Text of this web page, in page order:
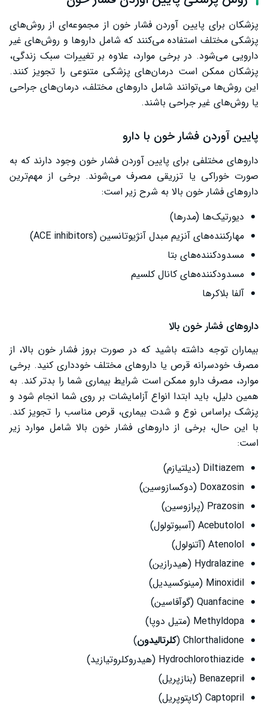
پزشکان برای پایین آوردن فشار خون از مجموعه‌ای از روش‌های
پزشکی مختلف استفاده می‌کنند که شامل داروها و روش‌های غیر
دارویی می‌شود. در برخی موارد، علاوه بر تغییرات سبک زندگی،
پزشکان ممکن است درمان‌های پزشکی متنوعی را تجویز کنند.
این روش‌ها می‌توانند شامل داروهای مختلف، درمان‌های جراحی
یا روش‌های غیر جراحی باشند.
پایین آوردن فشار خون با دارو
داروهای مختلفی برای پایین آوردن فشار خون وجود دارند که به
صورت خوراکی یا تزریقی مصرف می‌شوند. برخی از مهم‌ترین
داروهای فشار خون بالا به شرح زیر است:
دیورتیک‌ها (مدرها)
مهارکننده‌های آنزیم مبدل آنژیوتانسین (ACE inhibitors)
مسدودکننده‌های بتا
مسدودکننده‌های کانال کلسیم
آلفا بلاکرها
داروهای فشار خون بالا
بیماران توجه داشته باشید که در صورت بروز فشار خون بالا، از
مصرف خودسرانه قرص یا داروهای مختلف خودداری کنید. برخی
موارد، مصرف دارو ممکن است شرایط بیماری شما را بدتر کند. به
همین دلیل، باید ابتدا انواع آزامایشات بر روی شما انجام شود و
پزشک براساس نوع و شدت بیماری، قرص مناسب را تجویز کند.
با این حال، برخی از داروهای فشار خون بالا شامل موارد زیر
است:
Diltiazem (دیلتیازم)
Doxazosin (دوکسازوسین)
Prazosin (پرازوسین)
Acebutolol (آسبوتولول)
Atenolol (آتنولول)
Hydralazine (هیدرازین)
Minoxidil (مینوکسیدیل)
Quanfacine (گوآفاسین)
Methyldopa (متیل دوپا)
Chlorthalidone ( کلرتالیدون)
Hydrochlorothiazide (هیدروکلروتیازید)
Benazepril (بنازپریل)
Captopril (کاپتوپریل)